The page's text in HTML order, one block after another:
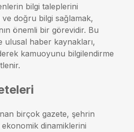
bilgi taleplerini
ve doğru bilgi sağlamak,
önemli bir görevidir. Bu
ulusal haber kaynakları,
kamuoyunu bilgilendirme
birçok gazete, şehrin
dinamiklerini